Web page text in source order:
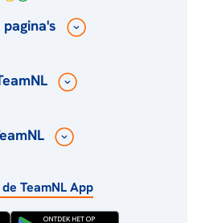
TeamNL App